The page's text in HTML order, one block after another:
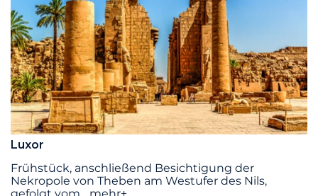
Luxor
Frühstück, anschließend Besichtigung der
Nekropole von Theben am Westufer des Nils,